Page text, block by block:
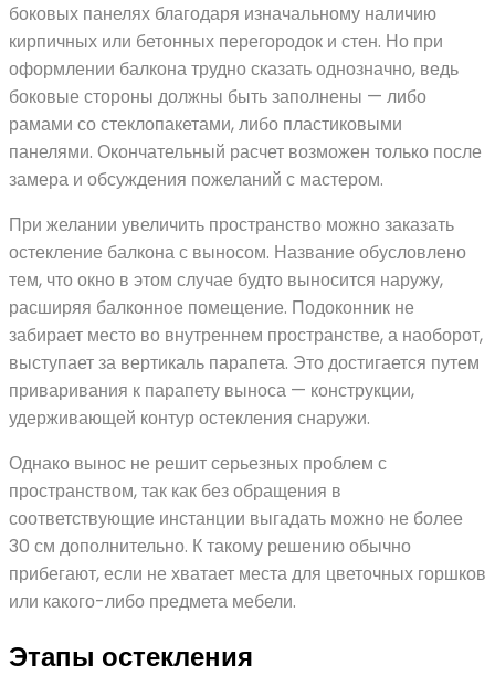
боковых панелях благодаря изначальному наличию
кирпичных или бетонных перегородок и стен. Но при
оформлении балкона трудно сказать однозначно, ведь
боковые стороны должны быть заполнены — либо
рамами со стеклопакетами, либо пластиковыми
панелями. Окончательный расчет возможен только после
замера и обсуждения пожеланий с мастером.
При желании увеличить пространство можно заказать
остекление балкона с выносом. Название обусловлено
тем, что окно в этом случае будто выносится наружу,
расширяя балконное помещение. Подоконник не
забирает место во внутреннем пространстве, а наоборот,
выступает за вертикаль парапета. Это достигается путем
приваривания к парапету выноса — конструкции,
удерживающей контур остекления снаружи.
Однако вынос не решит серьезных проблем с
пространством, так как без обращения в
соответствующие инстанции выгадать можно не более
30 см дополнительно. К такому решению обычно
прибегают, если не хватает места для цветочных горшков
или какого-либо предмета мебели.
Этапы остекления